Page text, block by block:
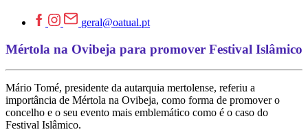
geral@oatual.pt
Mértola na Ovibeja para promover Festival Islâmico
Mário Tomé, presidente da autarquia mertolense, referiu a
importância de Mértola na Ovibeja, como forma de promover o
concelho e o seu evento mais emblemático como é o caso do
Festival Islâmico.